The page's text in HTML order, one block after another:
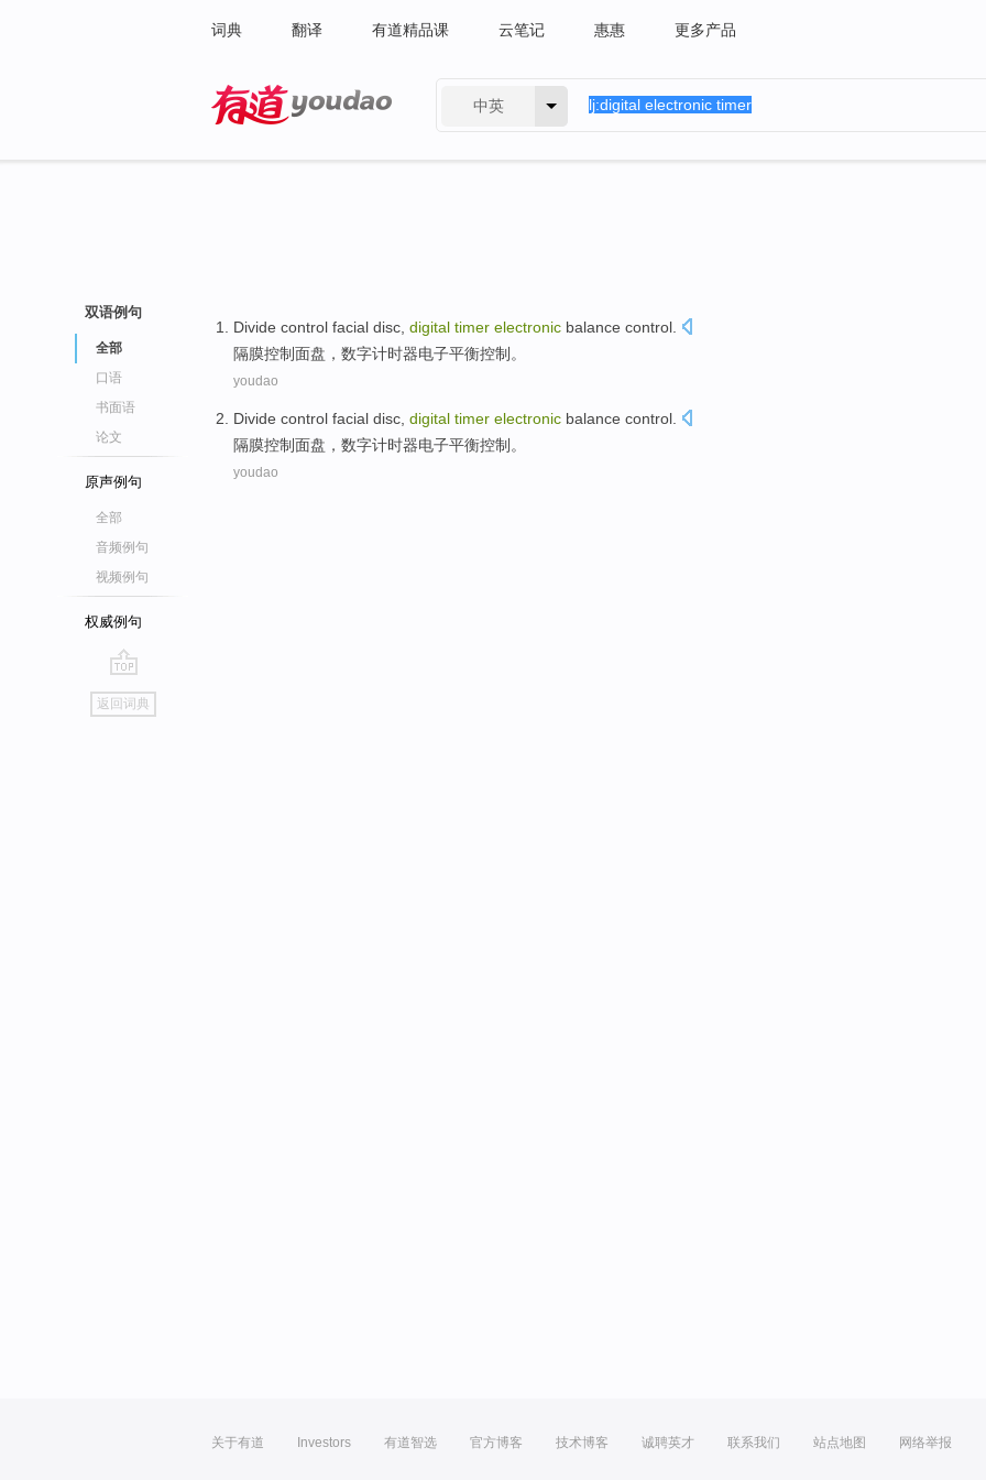
词典 翻译 有道精品课 云笔记 惠惠 更多产品
中英
双语例句
全部
口语
书面语
论文
原声例句
全部
音频例句
视频例句
权威例句
go
top
返回词典
Divide control facial disc digital timer electronic balance control.
隔膜控制面盘 ， 数字计时器电子平衡控制。
youdao
Divide control facial disc digital timer electronic balance control.
隔膜控制面盘 ， 数字计时器电子平衡控制。
youdao
关于有道 Investors 有道智选 官方博客 技术博客 诚聘英才 联系我们 站点地图 网络举报